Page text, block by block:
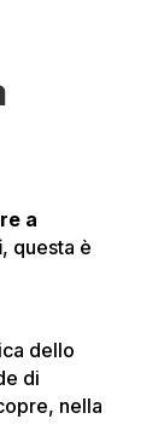
a
, questa è
dello
di
nella